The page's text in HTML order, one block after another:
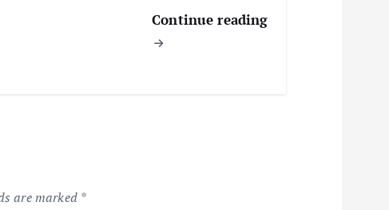
Continue reading
are marked *